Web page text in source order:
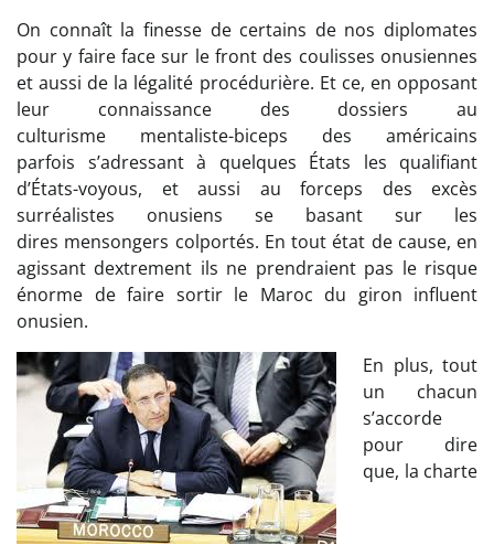
On connaît la finesse de certains de nos diplomates
pour y faire face sur le front des coulisses onusiennes
et aussi de la légalité procédurière. Et ce, en opposant
leur connaissance des dossiers au
culturisme mentaliste-biceps des américains
parfois s’adressant à quelques États les qualifiant
d’États-voyous, et aussi au forceps des excès
surréalistes onusiens se basant sur les
dires mensongers colportés. En tout état de cause, en
agissant dextrement ils ne prendraient pas le risque
énorme de faire sortir le Maroc du giron influent
onusien.
En plus, tout
un chacun
s’accorde
pour dire
que, la charte